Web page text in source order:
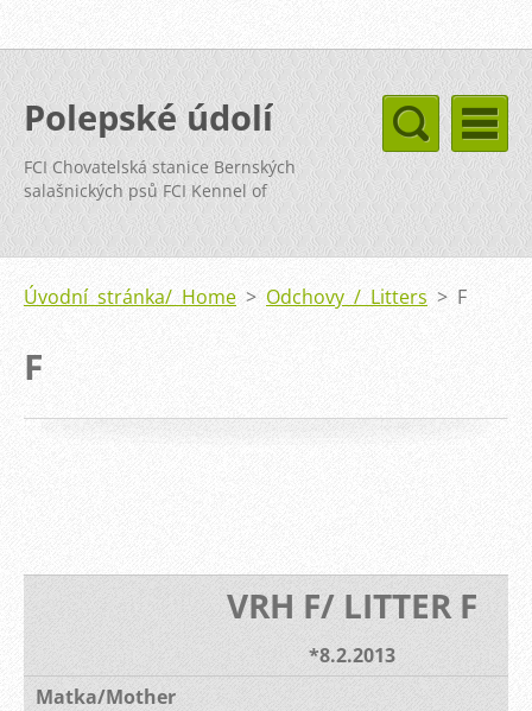
Polepské údolí
FCI Chovatelská stanice Bernských
salašnických psů FCI Kennel of
Bernese Mountain Dog
Úvodní stránka/ Home > Odchovy / Litters > F
F
VRH F/ LITTER F
*8.2.2013
Matka/